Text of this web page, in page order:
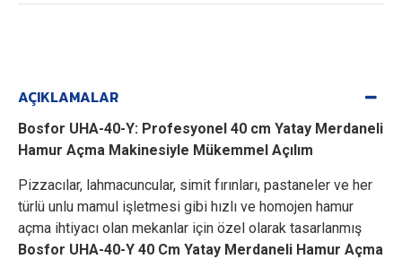
AÇIKLAMALAR
Bosfor UHA-40-Y: Profesyonel 40 cm Yatay Merdaneli
Hamur Açma Makinesiyle Mükemmel Açılım
Pizzacılar, lahmacuncular, simit fırınları, pastaneler ve her
türlü unlu mamul işletmesi gibi hızlı ve homojen hamur
açma ihtiyacı olan mekanlar için özel olarak tasarlanmış
Bosfor UHA-40-Y 40 Cm Yatay Merdaneli Hamur Açma